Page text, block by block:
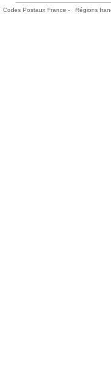
Codes Postaux France - Régions